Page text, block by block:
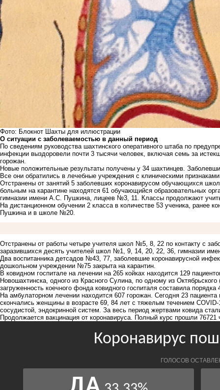
Фото: Блокнот Шахты для иллюстрации
О ситуации с заболеваемостью в данный период
По сведениям руководства шахтинского оперативного штаба по
инфекции выздоровели почти 3 тысячи человек, включая семь за
горожан.
Новые положительные результаты получены у 34 шахтинцев.
Все они обратились в лечебные учреждения с клиническими
Отстранены от занятий 5 заболевших коронавирусом обучающихся
больным на карантине находятся 61 обучающийся образовательных
гимназии имени А.С. Пушкина, лицеев №3, 11. Классы продолжают
На дистанционном обучении 2 класса в количестве 53 ученика, ранее
Пушкина и в школе №20.
Отстранены от работы четыре учителя школ №5, 8, 22 по контакту с
заразившихся десять учителей школ №1, 9, 14, 20, 22, 36, гимназии
Два воспитанника детсадов №43, 77, заболевшие коронавирусной
дошкольном учреждении №75 закрыта на карантин.
В ковидном госпитале на лечении на 265 койках находится 129
Новошахтинска, одного из Красного Сулина, по одному из
загруженность коечного фонда ковидного госпиталя составила порядка
На амбулаторном лечении находится 607 горожан. Сегодня 23
скончались женщины в возрасте 69, 84 лет с тяжелым течением
сосудистой, эндокринной систем. За весь период жертвами ковида
Продолжается вакцинация от коронавируса. Полный курс прошли